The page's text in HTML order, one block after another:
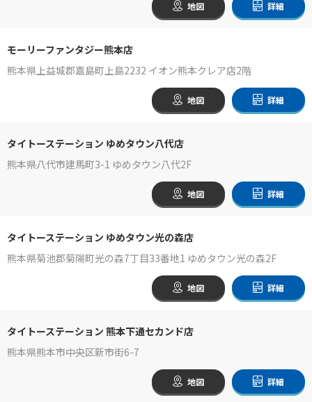
地図 詳細
モーリーファンタジー熊本店
熊本県上益城郡嘉島町上島2232 イオン熊本クレア店2階
地図 詳細
タイトーステーション ゆめタウン八代店
熊本県八代市建馬町3-1 ゆめタウン八代2F
地図 詳細
タイトーステーション ゆめタウン光の森店
熊本県菊池郡菊陽町光の森7丁目33番地1 ゆめタウン光の森2F
地図 詳細
タイトーステーション 熊本下通セカンド店
熊本県熊本市中央区新市街6-7
地図 詳細